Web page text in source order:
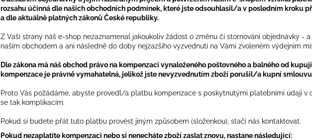
rozsahu účinná dle našich obchodních podmínek, které jste odsouhlasil/a v posledním kroku
a dle aktuálně platných zákonů České republiky.
Z Vaší strany náš e-shop nezaznamenal jakoukoliv žádost o změnu či stornování objednávky -
naším obchodem a ani následně do doby nejzazšího vyzvednutí na Vámi zvoleném výdejním
Dle zákona má náš obchod právo na kompenzaci vynaloženého poštovného a balného od
kompenzace je právně vymahatelná, jelikož jste nevyzvednutím zboží porušil/a kupní
Proto Vás požádáme, abyste provedl/a platbu kompenzace s poskytnutými platebními údaji v
se tak komplikacím.
Pokud si budete přát tuto platbu provést jiným způsobem (složenkou), stačí nás kontaktovat.
Pokud nezaplatíte kompenzaci nebo si nenecháte zboží zaslat znovu, nastane následující: